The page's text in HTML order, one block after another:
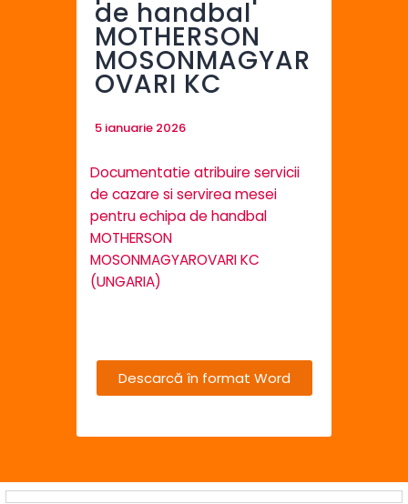
de handbal
MOTHERSON
MOSONMAGYAR
OVARI KC
5 ianuarie 2026
Documentatie atribuire servicii
de cazare si servirea mesei
pentru echipa de handbal
MOTHERSON
MOSONMAGYAROVARI KC
(UNGARIA)
Descarcă în format Word